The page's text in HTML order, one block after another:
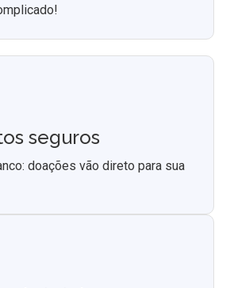
seguros
doações vão direto para sua